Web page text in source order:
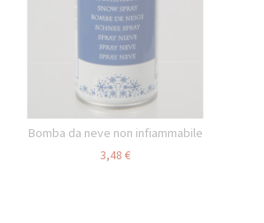
Bomba da neve non infiammabile
3,48 €